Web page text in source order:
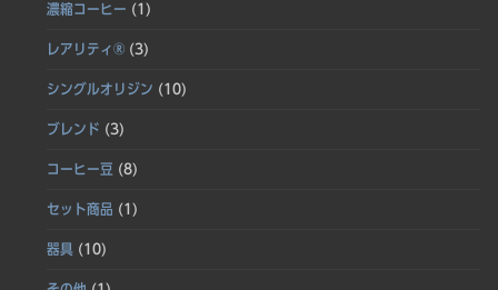
濃縮コーヒー (1)
レアリティ® (3)
シングルオリジン (10)
ブレンド (3)
コーヒー豆 (8)
セット商品 (1)
器具 (10)